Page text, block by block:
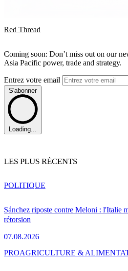
Red Thread
Coming soon: Don’t miss out on our
Asia Pacific power, trade and strategy.
Entrez votre email
S'abonner
Loading...
LES PLUS RÉCENTS
Sánchez riposte contre Meloni : l'Italie
rétorsion
07.08.2026
POLITIQUE
PROAGRICULTURE &